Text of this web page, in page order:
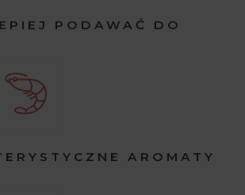
PODAWAĆ DO
AROMATY